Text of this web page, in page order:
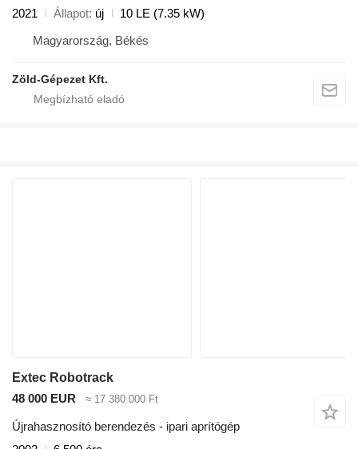
2021
Állapot új
10 LE (7.35 kW)
Magyarország, Békés
Zöld-Gépezet Kft.
Extec Robotrack
48 000 EUR
≈ 17 380 000 Ft
Újrahasznosító berendezés - ipari aprítógép